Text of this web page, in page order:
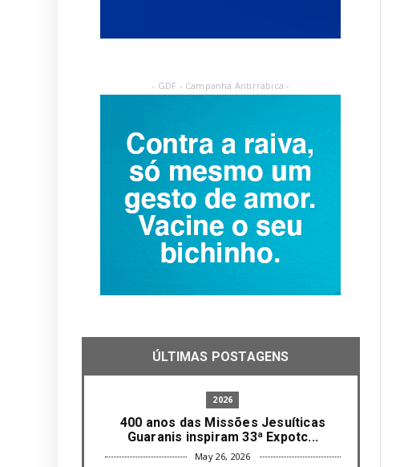
- GDF - Campanha Antirrabica -
ÚLTIMAS POSTAGENS
2026
400 anos das Missões Jesuíticas
Guaranis inspiram 33ª Expotc...
May 26, 2026